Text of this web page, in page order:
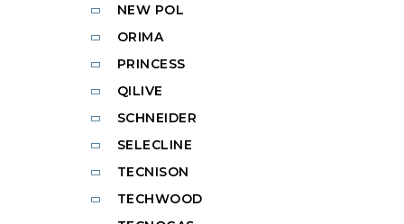
NEW POL
ORIMA
PRINCESS
QILIVE
SCHNEIDER
SELECLINE
TECNISON
TECHWOOD